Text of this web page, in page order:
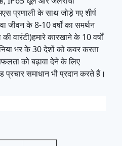
प्रणाली के साथ जोड़े गए शीर्ष
जीवन के 8-10 वर्षों का समर्थन
वारंटी)हमारे कारखाने के 10 वर्षों
भर के 30 देशों को कवर करता
को बढ़ावा देने के लिए
प्रचार समाधान भी प्रदान करते हैं।